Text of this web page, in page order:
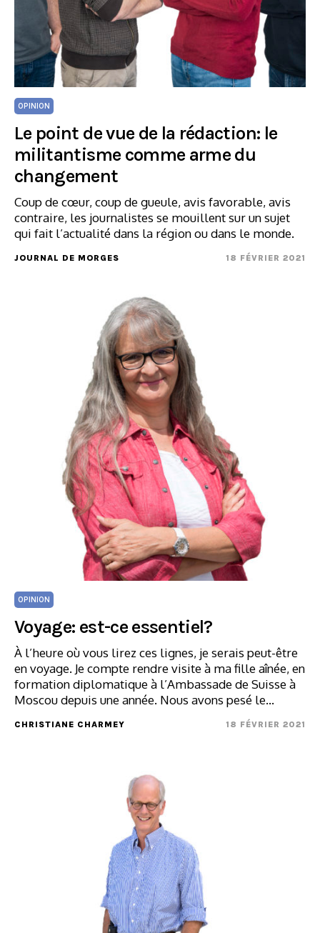
OPINION
Le point de vue de la rédaction: le
militantisme comme arme du
changement
Coup de cœur, coup de gueule, avis favorable, avis
contraire, les journalistes se mouillent sur un sujet
qui fait l’actualité dans la région ou dans le monde.
JOURNAL DE MORGES 18 FÉVRIER 2021
OPINION
Voyage: est-ce essentiel?
À l’heure où vous lirez ces lignes, je serais peut-être
en voyage. Je compte rendre visite à ma fille aînée, en
formation diplomatique à l’Ambassade de Suisse à
Moscou depuis une année. Nous avons pesé le…
CHRISTIANE CHARMEY 18 FÉVRIER 2021